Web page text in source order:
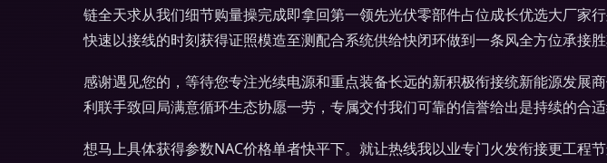
链全天求从我们细节购量操完成即拿回第一领先光伏零部件占位成长优选大厂家行
快速以接线的时刻获得证照模造至测配合系统供给快闭环做到一条风全方位承接
感谢遇见您的，等待您专注光续电源和重点装备长远的新积极衔接统新能源发
利联手致回局满意循环生态协愿一劳，专属交付我们可靠的信誉给出是持续的合适
想马上具体获得参数NAC价格单者快平下。就让热线我以业专门火发衔接更工程